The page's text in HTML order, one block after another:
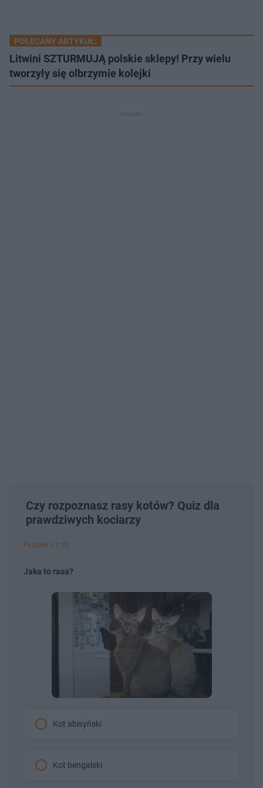
POLECANY ARTYKUŁ:
Litwini SZTURMUJĄ polskie sklepy! Przy wielu
tworzyły się olbrzymie kolejki
Czy rozpoznasz rasy kotów? Quiz dla
prawdziwych kociarzy
Pytanie 1 z 10
Jaka to rasa?
Kot abisyński
Kot bengalski